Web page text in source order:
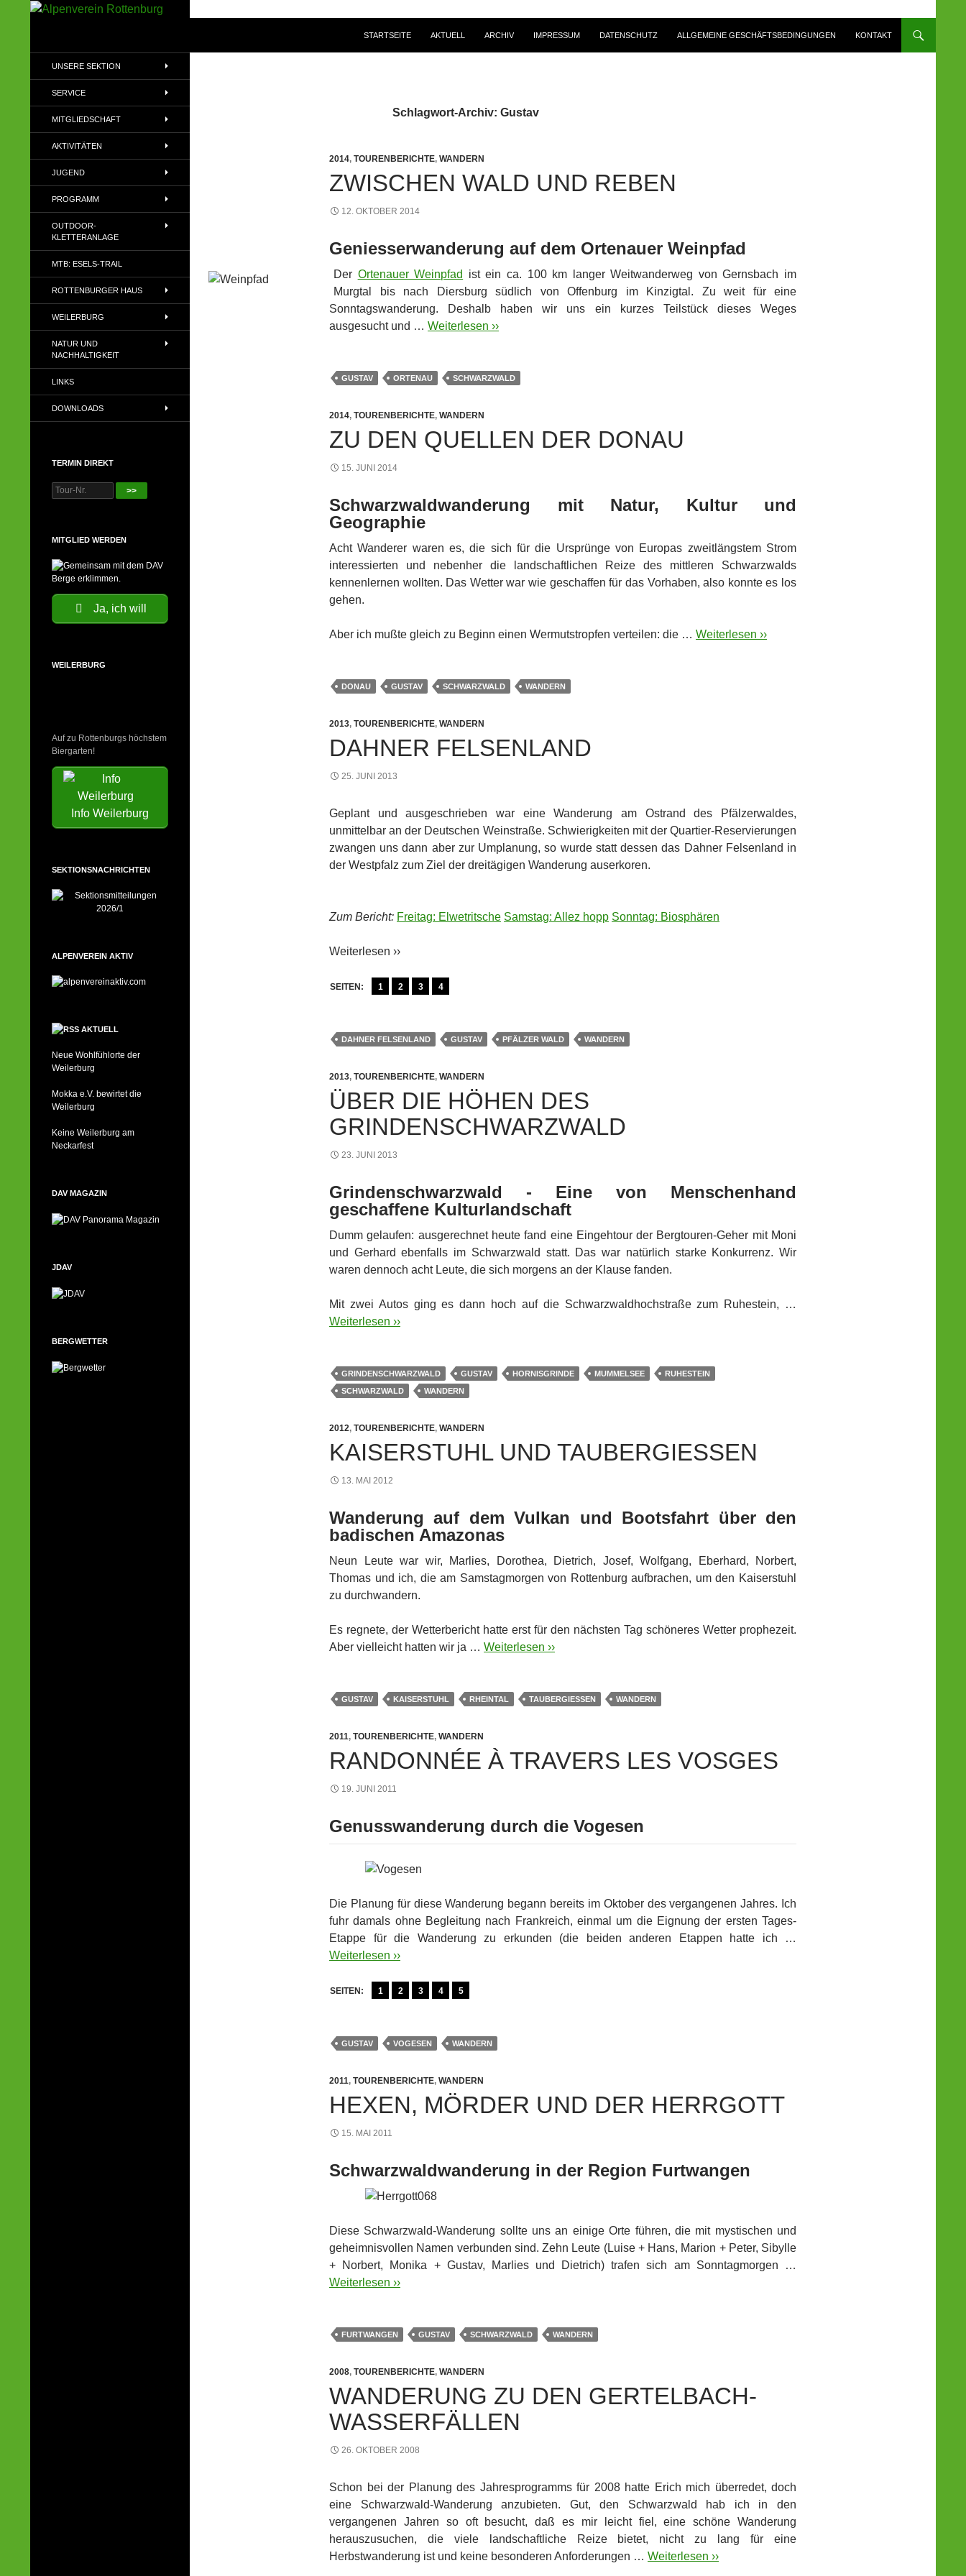
STARTSEITE AKTUELL ARCHIV IMPRESSUM DATENSCHUTZ ALLGEMEINE GESCHÄFTSBEDINGUNGEN KONTAKT
Schlagwort-Archiv: Gustav
2014, TOURENBERICHTE, WANDERN
ZWISCHEN WALD UND REBEN
12. OKTOBER 2014
Geniesserwanderung auf dem Ortenauer Weinpfad
Der Ortenauer Weinpfad
ist ein ca. 100 km langer Weitwanderweg von Gernsbach im
Murgtal bis nach Diersburg südlich von Offenburg im Kinzigtal. Zu weit für eine
Sonntagswanderung. Deshalb haben wir uns ein kurzes Teilstück dieses Weges
ausgesucht und … Weiterlesen ››
GUSTAV ORTENAU SCHWARZWALD
2014, TOURENBERICHTE, WANDERN
ZU DEN QUELLEN DER DONAU
15. JUNI 2014
Schwarzwaldwanderung mit Natur, Kultur und
Geographie
Acht Wanderer waren es, die sich für die Ursprünge von Europas zweitlängstem Strom
interessierten und nebenher die landschaftlichen Reize des mittleren Schwarzwalds
kennenlernen wollten. Das Wetter war wie geschaffen für das Vorhaben, also konnte es los
gehen.
Aber ich mußte gleich zu Beginn einen Wermutstropfen verteilen: die … Weiterlesen ››
DONAU GUSTAV SCHWARZWALD WANDERN
2013, TOURENBERICHTE, WANDERN
DAHNER FELSENLAND
25. JUNI 2013
Geplant und ausgeschrieben war eine Wanderung am Ostrand des Pfälzerwaldes,
unmittelbar an der Deutschen Weinstraße. Schwierigkeiten mit der Quartier-Reservierungen
zwangen uns dann aber zur Umplanung, so wurde statt dessen das Dahner Felsenland in
der Westpfalz zum Ziel der dreitägigen Wanderung auserkoren.
Zum Bericht: Freitag: Elwetritsche Samstag: Allez hopp Sonntag: Biosphären
Weiterlesen ››
SEITEN: 1 2 3 4
DAHNER FELSENLAND GUSTAV PFÄLZER WALD WANDERN
2013, TOURENBERICHTE, WANDERN
ÜBER DIE HÖHEN DES
GRINDENSCHWARZWALD
23. JUNI 2013
Grindenschwarzwald - Eine von Menschenhand
geschaffene Kulturlandschaft
Dumm gelaufen: ausgerechnet heute fand eine Eingehtour der Bergtouren-Geher mit Moni
und Gerhard ebenfalls im Schwarzwald statt. Das war natürlich starke Konkurrenz. Wir
waren dennoch acht Leute, die sich morgens an der Klause fanden.
Mit zwei Autos ging es dann hoch auf die Schwarzwaldhochstraße zum Ruhestein, …
Weiterlesen ››
GRINDENSCHWARZWALD GUSTAV HORNISGRINDE MUMMELSEE
RUHESTEIN
SCHWARZWALD
WANDERN
2012, TOURENBERICHTE, WANDERN
KAISERSTUHL UND TAUBERGIESSEN
13. MAI 2012
Wanderung auf dem Vulkan und Bootsfahrt über den
badischen Amazonas
Neun Leute war wir, Marlies, Dorothea, Dietrich, Josef, Wolfgang, Eberhard, Norbert,
Thomas und ich, die am Samstagmorgen von Rottenburg aufbrachen, um den Kaiserstuhl
zu durchwandern.
Es regnete, der Wetterbericht hatte erst für den nächsten Tag schöneres Wetter prophezeit.
Aber vielleicht hatten wir ja … Weiterlesen ››
GUSTAV KAISERSTUHL RHEINTAL TAUBERGIESSEN WANDERN
2011, TOURENBERICHTE, WANDERN
RANDONNÉE À TRAVERS LES VOSGES
19. JUNI 2011
Genusswanderung durch die Vogesen
Die Planung für diese Wanderung begann bereits im Oktober des vergangenen Jahres. Ich
fuhr damals ohne Begleitung nach Frankreich, einmal um die Eignung der ersten Tages-
Etappe für die Wanderung zu erkunden (die beiden anderen Etappen hatte ich …
Weiterlesen ››
SEITEN: 1 2 3 4 5
GUSTAV VOGESEN WANDERN
2011, TOURENBERICHTE, WANDERN
HEXEN, MÖRDER UND DER HERRGOTT
15. MAI 2011
Schwarzwaldwanderung in der Region Furtwangen
Diese Schwarzwald-Wanderung sollte uns an einige Orte führen, die mit mystischen und
geheimnisvollen Namen verbunden sind. Zehn Leute (Luise + Hans, Marion + Peter, Sibylle
+ Norbert, Monika + Gustav, Marlies und Dietrich) trafen sich am Sonntagmorgen …
Weiterlesen ››
FURTWANGEN GUSTAV SCHWARZWALD WANDERN
2008, TOURENBERICHTE, WANDERN
WANDERUNG ZU DEN GERTELBACH-
WASSERFÄLLEN
26. OKTOBER 2008
Schon bei der Planung des Jahresprogramms für 2008 hatte Erich mich überredet, doch
eine Schwarzwald-Wanderung anzubieten. Gut, den Schwarzwald hab ich in den
vergangenen Jahren so oft besucht, daß es mir leicht fiel, eine schöne Wanderung
herauszusuchen, die viele landschaftliche Reize bietet, nicht zu lang für eine
Herbstwanderung ist und keine besonderen Anforderungen … Weiterlesen ››
Alpenvereins (DAV) e.V
UNSERE SEKTION
SERVICE
MITGLIEDSCHAFT
AKTIVITÄTEN
JUGEND
PROGRAMM
OUTDOOR-
KLETTERANLAGE
MTB: ESELS-TRAIL
ROTTENBURGER HAUS
WEILERBURG
NATUR UND
NACHHALTIGKEIT
LINKS
DOWNLOADS
TERMIN DIREKT
>>
MITGLIED WERDEN
Ja, ich will
WEILERBURG
Auf zu Rottenburgs höchstem
Biergarten!
Info Weilerburg
SEKTIONSNACHRICHTEN
ALPENVEREIN AKTIV
AKTUELL
Neue Wohlfühlorte der
Weilerburg
Mokka e.V. bewirtet die
Weilerburg
Keine Weilerburg am
Neckarfest
DAV MAGAZIN
JDAV
BERGWETTER